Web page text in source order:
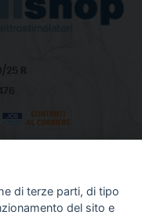
25 R
di terze parti, di tipo
del sito e